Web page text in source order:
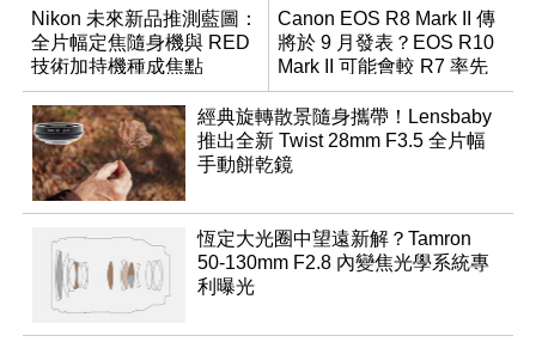
Nikon 未來新品推測藍圖：
全片幅定焦隨身機與 RED
技術加持機種成焦點
Canon EOS R8 Mark II 傳
將於 9 月發表？EOS R10
Mark II 可能會較 R7 率先
推出
經典旋轉散景隨身攜帶！Lensbaby
推出全新 Twist 28mm F3.5 全片幅
手動餅乾鏡
恆定大光圈中望遠新解？Tamron
50-130mm F2.8 內變焦光學系統專
利曝光